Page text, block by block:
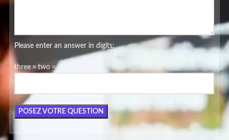
Please enter an answer in digits:
three × two =